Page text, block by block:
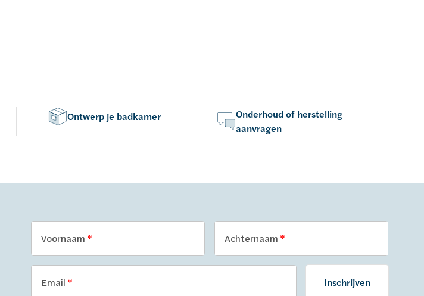
Ontwerp je badkamer
Onderhoud of herstelling
aanvragen
Voornaam Achternaam
Email Inschrijven